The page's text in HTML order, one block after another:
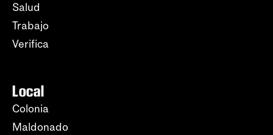
Salud
Trabajo
Verifica
Local
Colonia
Maldonado